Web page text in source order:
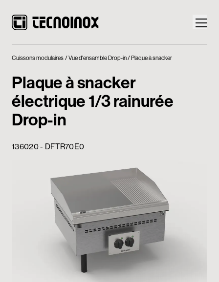
Produits
Monde Tecnoinox
Téléchargement
Nous contacter
Espace réservé
Cuissons modulaires Vue d'ensamble Drop-in Plaque à snacker
Plaque à snacker
électrique 1/3 rainurée
Drop-in
136020 - DFTR70E0